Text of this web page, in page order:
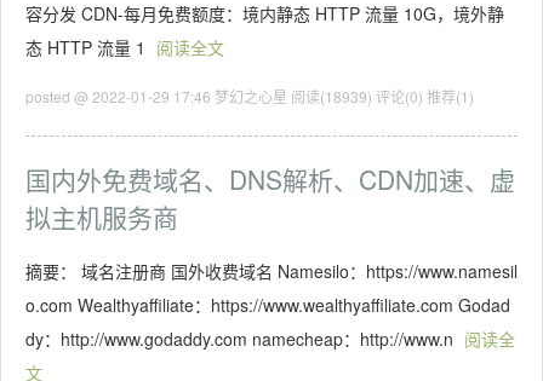
容分发 CDN-每月免费额度：境内静态 HTTP 流量 10G，境外静
态 HTTP 流量 1
阅读全文
posted @ 2022-01-29 17:46 梦幻之心星 阅读(18939) 评论(0) 推荐(1)
国内外免费域名、DNS解析、CDN加速、虚
拟主机服务商
摘要： 域名注册商 国外收费域名 Namesilo：https://www.namesil
o.com Wealthyaffiliate：https://www.wealthyaffiliate.com Godad
dy：http://www.godaddy.com namecheap：http://www.n 阅读全
文